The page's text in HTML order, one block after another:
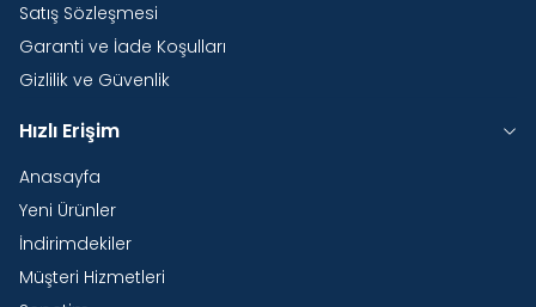
Satış Sözleşmesi
Garanti ve İade Koşulları
Gizlilik ve Güvenlik
Hızlı Erişim
Anasayfa
Yeni Ürünler
İndirimdekiler
Müşteri Hizmetleri